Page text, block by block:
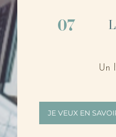
07
Un
et
JE VEUX EN